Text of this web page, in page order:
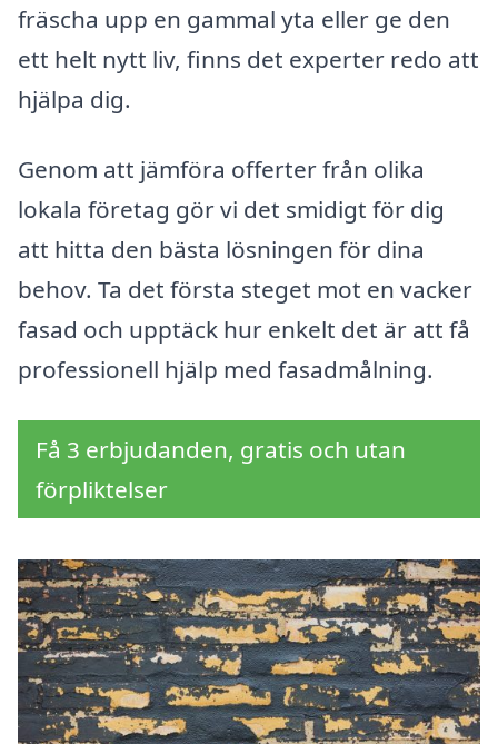
fräscha upp en gammal yta eller ge den
ett helt nytt liv, finns det experter redo att
hjälpa dig.
Genom att jämföra offerter från olika
lokala företag gör vi det smidigt för dig
att hitta den bästa lösningen för dina
behov. Ta det första steget mot en vacker
fasad och upptäck hur enkelt det är att få
professionell hjälp med fasadmålning.
Få 3 erbjudanden, gratis och utan
förpliktelser